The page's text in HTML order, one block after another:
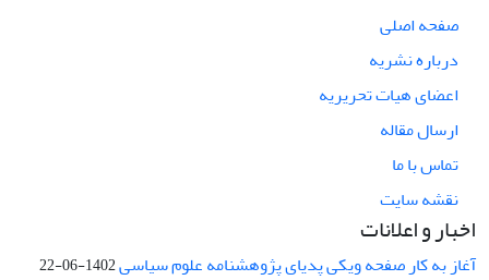
صفحه اصلی
درباره نشریه
اعضای هیات تحریریه
ارسال مقاله
تماس با ما
نقشه سایت
اخبار و اعلانات
آغاز به کار صفحه ویکی پدیای پژوهشنامه علوم سیاسی1402-06-22